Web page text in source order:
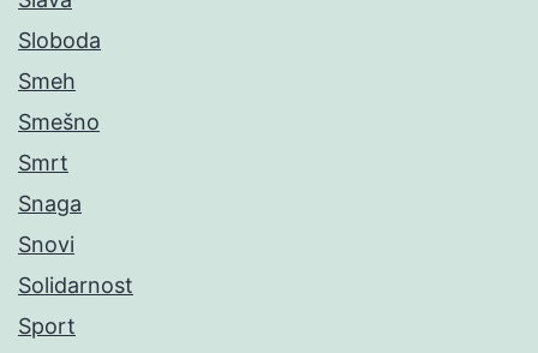
Sloboda
Smeh
Smešno
Smrt
Snaga
Snovi
Solidarnost
Sport